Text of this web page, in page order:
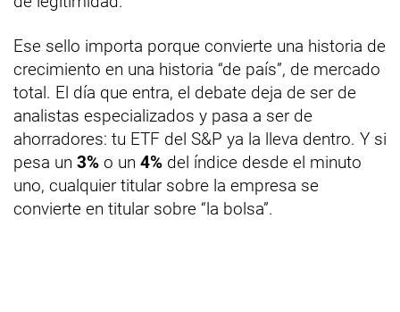
Ese sello importa porque convierte una historia de
crecimiento en una historia “de país”, de mercado
total. El día que entra, el debate deja de ser de
analistas especializados y pasa a ser de
ahorradores: tu ETF del S&P ya la lleva dentro. Y si
pesa un 3% o un 4% del índice desde el minuto
uno, cualquier titular sobre la empresa se
convierte en titular sobre “la bolsa”.